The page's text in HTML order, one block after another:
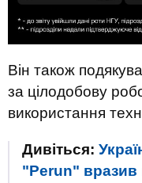
Він також
за цілодобову
використання
Дивіться:
"Perun"